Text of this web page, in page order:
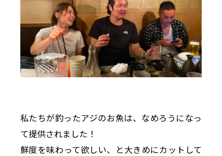
私たちが釣ったアジのお魚は、なめろうになっ
て提供されました！
鮮度を味わって欲しい、と大きめにカットして